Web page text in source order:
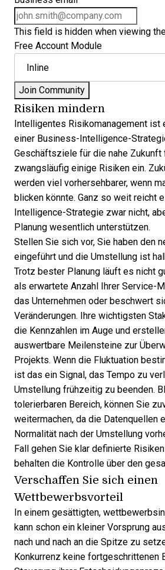
This field is hidden when viewing
Free Account Module
Risiken mindern
Intelligentes Risikomanagement ist
einer Business-Intelligence-
Geschäftsziele für die nahe Zukunft
zwangsläufig einige Risiken ein.
werden viel vorhersehbarer, wenn
blicken könnte. Ganz so weit reicht
Intelligence-Strategie zwar nicht,
Planung wesentlich unterstützen.
Stellen Sie sich vor, Sie haben den
eingeführt und die Umstellung ist
Trotz bester Planung läuft es nicht
als erwartete Anzahl Ihrer Service-
das Unternehmen oder beschwert
Veränderungen. Ihre wichtigsten
die Kennzahlen im Auge und
auswertbare Meilensteine zur
Projekts. Wenn die Fluktuation
ist das ein Signal, das Tempo zu
Umstellung frühzeitig zu beenden.
tolerierbaren Bereich, können Sie
weitermachen, da die Datenquellen
Normalität nach der Umstellung
Fall gehen Sie klar definierte
behalten die Kontrolle über den
Verschaffen Sie sich einen
Wettbewerbsvorteil
In einem gesättigten,
kann schon ein kleiner Vorsprung
nach und nach an die Spitze zu
Konkurrenz keine fortgeschrittenen